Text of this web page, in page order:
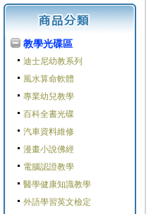
教學光碟區
迪士尼幼教系列
風水算命軟體
專業幼兒教學
百科全書光碟
汽車資料維修
漫畫小說佛經
電腦認證教學
醫學健康知識教學
外語學習英文檢定